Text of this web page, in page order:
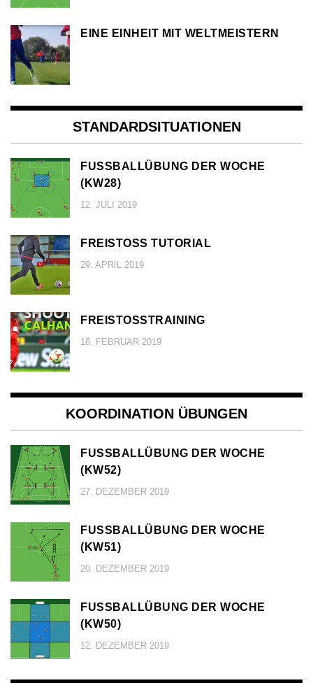
EINE EINHEIT MIT WELTMEISTERN
STANDARDSITUATIONEN
FUSSBALLÜBUNG DER WOCHE (
KW28)
12. JULI 2019
FREISTOSS TUTORIAL
29. APRIL 2019
FREISTOSSTRAINING
18. FEBRUAR 2019
KOORDINATION ÜBUNGEN
FUSSBALLÜBUNG DER WOCHE (
KW52)
27. DEZEMBER 2019
FUSSBALLÜBUNG DER WOCHE (
KW51)
20. DEZEMBER 2019
FUSSBALLÜBUNG DER WOCHE (
KW50)
12. DEZEMBER 2019